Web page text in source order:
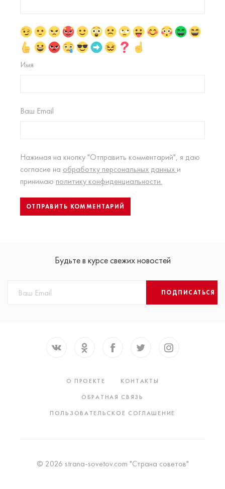
Имя
Ваш Email
Нажимая на кнопку "Отправить комментарий", я даю
согласие на обработку персональных данных и
принимаю политику конфиденциальности.
Будьте в курсе свежих новостей
ПОДПИСАТЬСЯ
О ПРОЕКТЕ
КОНТАКТЫ
ОБРАТНАЯ СВЯЗЬ
ПОЛЬЗОВАТЕЛЬСКОЕ СОГЛАШЕНИЕ
© 2026 strana-sovetov.com "Страна советов"